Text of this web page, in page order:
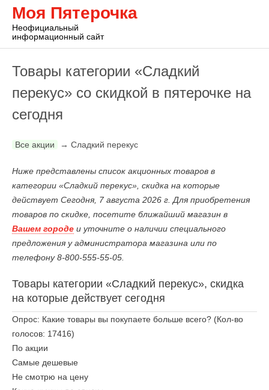
Моя Пятерочка
Неофициальный
информационный сайт
Товары категории «Сладкий
перекус» со скидкой в пятерочке на
сегодня
Все акции → Сладкий перекус
Ниже представлены список акционных товаров в
категории «Сладкий перекус», скидка на которые
действует Сегодня, 7 августа 2026 г. Для приобретения
товаров по скидке, посетите ближайший магазин в
Вашем городе и уточните о наличии специального
предложения у администратора магазина или по
телефону 8-800-555-55-05.
Товары категории «Сладкий перекус», скидка
на которые действует сегодня
Опрос: Какие товары вы покупаете больше всего? (Кол-во
голосов: 17416)
По акции
Самые дешевые
Не смотрю на цену